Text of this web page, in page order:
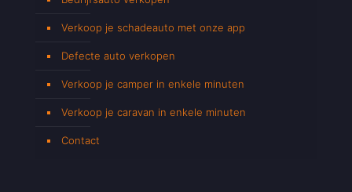
Verkoop je schadeauto met onze app
Defecte auto verkopen
Verkoop je camper in enkele minuten
Verkoop je caravan in enkele minuten
Contact